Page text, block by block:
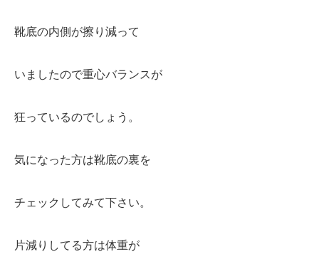
靴底の内側が擦り減って
いましたので重心バランスが
狂っているのでしょう。
気になった方は靴底の裏を
チェックしてみて下さい。
片減りしてる方は体重が